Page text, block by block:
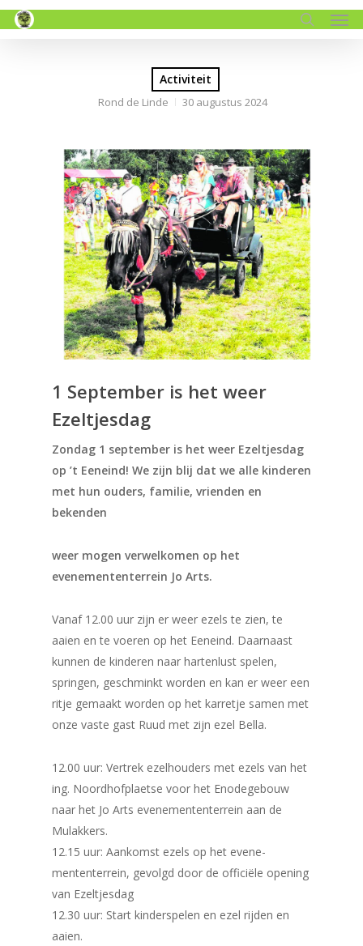
Skip
to
Activiteit
Rond de Linde 30 augustus 2024
1 September is het weer
Ezeltjesdag
Zondag 1 september is het weer Ezeltjesdag
op ’t Eeneind! We zijn blij dat we alle kinderen
met hun ouders, familie, vrienden en
bekenden
weer mogen verwelkomen op het
evenemententerrein Jo Arts.
Vanaf 12.00 uur zijn er weer ezels te zien, te
aaien en te voeren op het Eeneind. Daarnaast
kunnen de kinderen naar hartenlust spelen,
springen, geschminkt worden en kan er weer een
ritje gemaakt worden op het karretje samen met
onze vaste gast Ruud met zijn ezel Bella.
12.00 uur: Vertrek ezelhouders met ezels van het
ing. Noordhofplaetse voor het Enodegebouw
naar het Jo Arts evenemententerrein aan de
Mulakkers.
12.15 uur: Aankomst ezels op het evene-
mententerrein, gevolgd door de officiële opening
van Ezeltjesdag
12.30 uur: Start kinderspelen en ezel rijden en
aaien.